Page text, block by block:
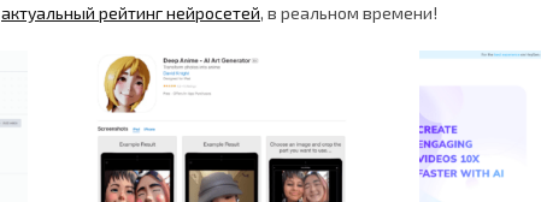
актуальный рейтинг нейросетей, в реальном времени!